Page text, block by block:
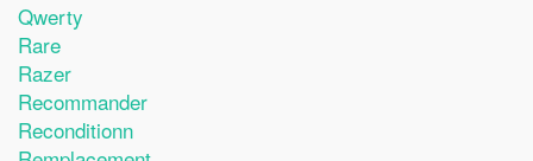
Qwerty
Rare
Razer
Recommander
Reconditionn